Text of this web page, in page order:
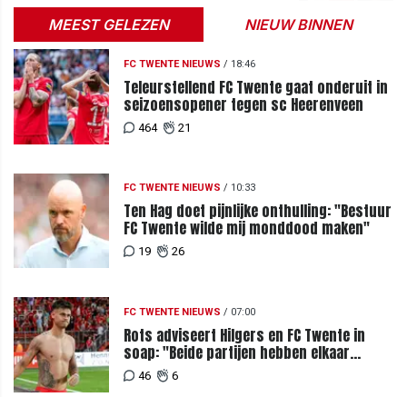
MEEST GELEZEN NIEUW BINNEN
FC TWENTE NIEUWS / 18:46
Teleurstellend FC Twente gaat onderuit in
seizoensopener tegen sc Heerenveen
464 21
FC TWENTE NIEUWS / 10:33
Ten Hag doet pijnlijke onthulling: "Bestuur
FC Twente wilde mij monddood maken"
19 26
FC TWENTE NIEUWS / 07:00
Rots adviseert Hilgers en FC Twente in
soap: "Beide partijen hebben elkaar
teleurgesteld"
46 6